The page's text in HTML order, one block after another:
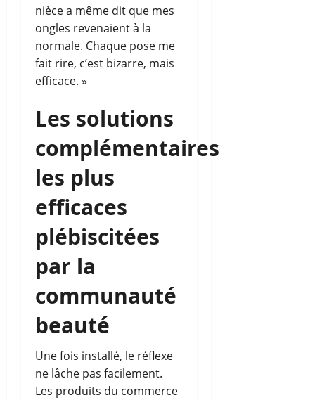
nièce a même dit que mes
ongles revenaient à la
normale. Chaque pose me
fait rire, c’est bizarre, mais
efficace. »
Les solutions
complémentaires
les plus
efficaces
plébiscitées
par la
communauté
beauté
Une fois installé, le réflexe
ne lâche pas facilement.
Les produits du commerce